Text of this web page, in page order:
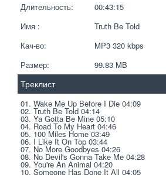
Длительность:
00:43:15
Имя :
Truth Be Told
Кач-во:
MP3 320 kbps
Размер:
99.83 MB
Треклист
01. Wake Me Up Before I Die 04:09
02. Truth Be Told 04:14
03. Ya Gotta Be Mine 05:10
04. Road To My Heart 04:46
05. 100 Miles Home 03:49
06. I Like It On Top 03:44
07. No More Goodbyes 04:26
08. No Devil's Gonna Take Me 04:28
09. You're An Animal 04:20
10. Someone Has Done It All 04:05